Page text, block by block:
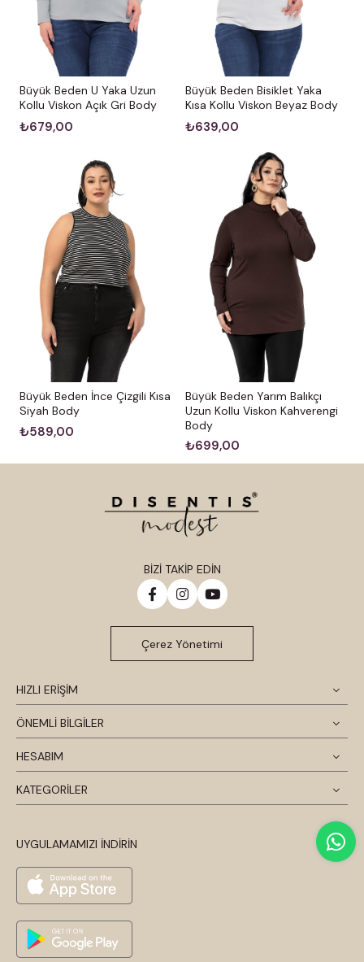
Büyük Beden U Yaka Uzun
Kollu Viskon Açık Gri Body
₺679,00
Büyük Beden Bisiklet Yaka
Kısa Kollu Viskon Beyaz Body
₺639,00
Büyük Beden İnce Çizgili Kısa
Siyah Body
₺589,00
Büyük Beden Yarım Balıkçı
Uzun Kollu Viskon Kahverengi
Body
₺699,00
HIZLI ERİŞİM
ÖNEMLİ BİLGİLER
HESABIM
KATEGORİLER
UYGULAMAMIZI İNDİRİN
BİZİ TAKİP EDİN
Çerez Yönetimi